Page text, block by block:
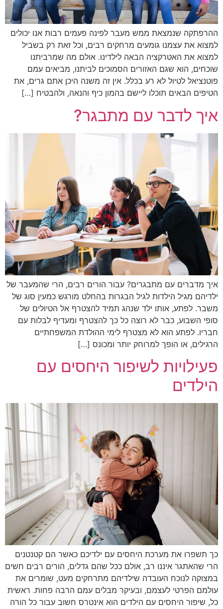
ההרפתקה שנמצאת ממש מעבר לפינה פעמים רבות אנו יכולים
למצוא את עצמנו גומעים מרחקים רבים, וכל זאת רק בשביל
למצוא את האטרקציה הבאה לילדינו. אולם מה שמרביתנו
שוכחים, הוא שגם האזורים הסמוכים לביתנו, מביאים עמם
פוטנציאל לטיול לא רע בכלל. אין זה משנה היכן אתם גרים, את
הטיפים הבאים תוכלו ליישם בהמון כיף והנאה, ולהבטיח […]
איך לדבר עם מתבגר?
איך מדברים עם מתבגרים? עבור הורים רבים, הרי שהמעבר של
ילדיהם מגיל הילדות לגיל הבגרות בהחלט מורגש כמעין סוג של
משבר. לפתע, אותו ילד שנהג תמיד להצטרף אל הטיולים של
סופי השבוע, כבר לא רוצה כל כך להצטרף ומעדיף לבלות עם
חבריו. לפתע הוא לא מצטרף לימי ההולדת המשפחתיים
הרגילים, או הופך למרוחק יותר ומכונס […]
פעילויות לשיפור היחסים עם
הילדים
כך תשפרו את מערכת היחסים עם ילדיכם כאשר הם קטנטנים
הרי שהאתגר איננו רב, אולם ככל שהם גדלים, הורים רבים חשים
במצוקה לנוכח העובדה שילדיהם מתרחקים מעט, שומרים את
עולמם הפרטי לעצמם, ובעיקר מבלים עמם הרבה פחות. ראשית
כל, שיפור היחסים עם הילדים הוא אינטרס חשוב עבור כל הורה